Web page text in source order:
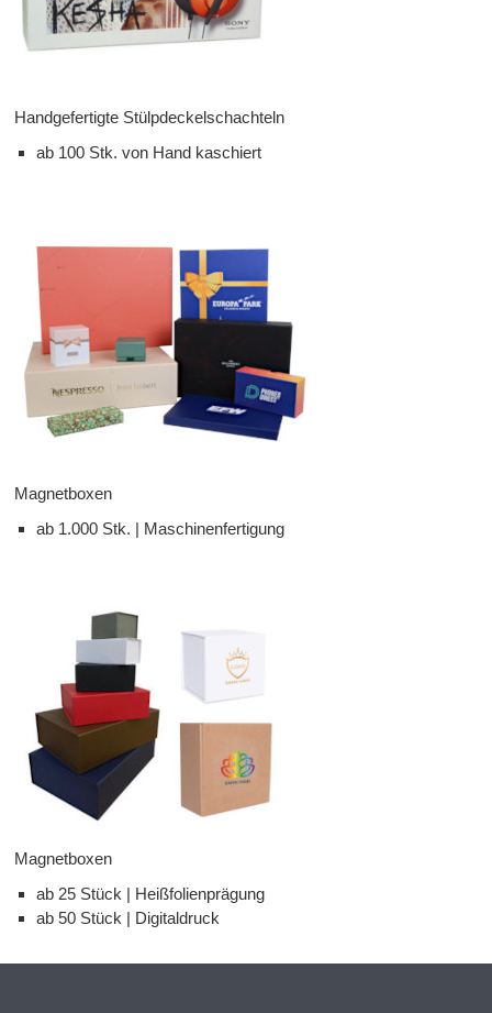
Handgefertigte Stülpdeckelschachteln
ab 100 Stk. von Hand kaschiert
Magnetboxen
ab 1.000 Stk. | Maschinenfertigung
Magnetboxen
ab 25 Stück | Heißfolienprägung
ab 50 Stück | Digitaldruck